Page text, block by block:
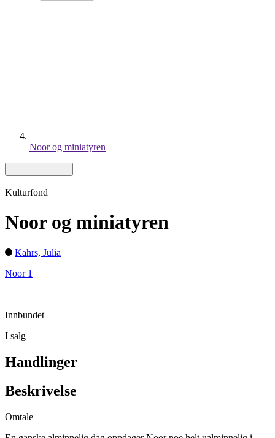
Noor og miniatyren
Kulturfond
Noor og miniatyren
Kahrs, Julia
Noor 1
|
Innbundet
I salg
Handlinger
Beskrivelse
Omtale